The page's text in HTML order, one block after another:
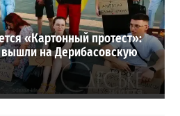
«Картонный протест»:
на Дерибасовскую